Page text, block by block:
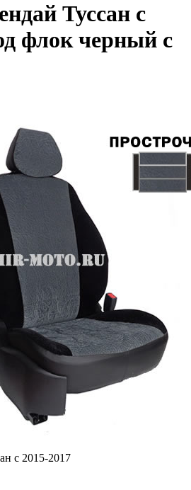
Туссан с
флок черный с
с 2015-2017